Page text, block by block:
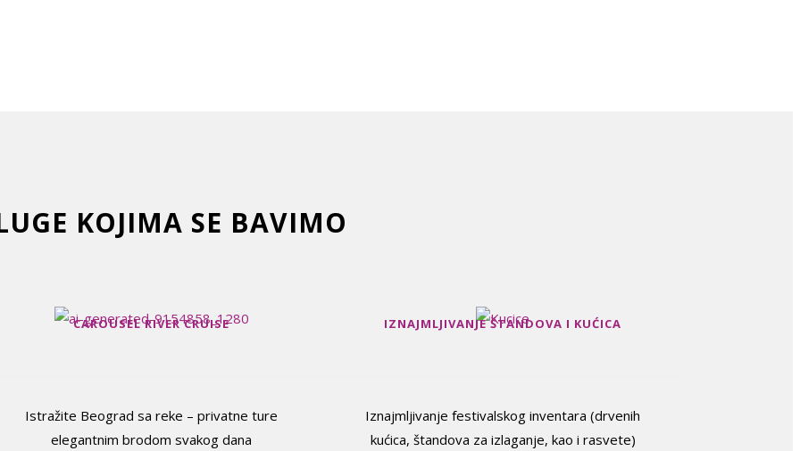
KOJIMA SE BAVIMO
CAROUSEL RIVER CRUISE
Istražite Beograd sa reke – privatne ture
elegantnim brodom svakog dana
IZNAJMLJIVANJE ŠTANDOVA I KUĆICA
Iznajmljivanje festivalskog inventara (drvenih
kućica, štandova za izlaganje, kao i rasvete)